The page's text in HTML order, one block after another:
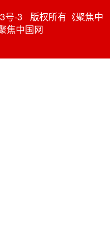
号-3 版权所有《聚焦中
焦中国网